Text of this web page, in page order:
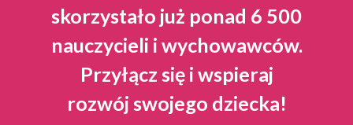
skorzystało już ponad 6 500
nauczycieli i wychowawców.
Przyłącz się i wspieraj
rozwój swojego dziecka!